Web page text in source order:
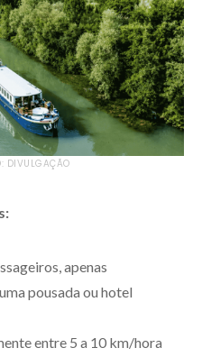
DIVULGAÇÃO
apenas
pousada ou hotel
entre 5 a 10 km/hora